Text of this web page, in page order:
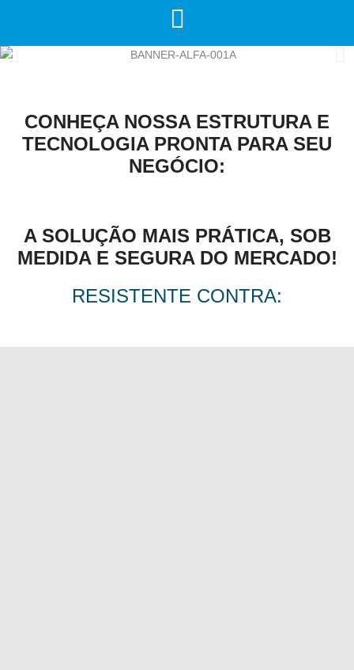
CONHEÇA NOSSA ESTRUTURA E
TECNOLOGIA PRONTA PARA SEU
NEGÓCIO:
A SOLUÇÃO MAIS PRÁTICA, SOB
MEDIDA E SEGURA DO MERCADO!
RESISTENTE CONTRA: